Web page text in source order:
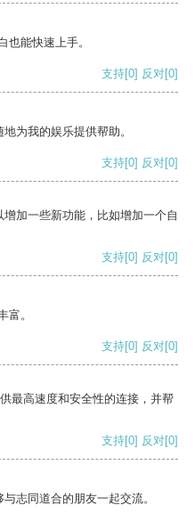
也能快速上手。
支持[0] 反对[0]
为我的娱乐提供帮助。
支持[0] 反对[0]
加一些新功能，比如增加一个自
支持[0] 反对[0]
富。
支持[0] 反对[0]
最高速度和安全性的连接，并帮
支持[0] 反对[0]
志同道合的朋友一起交流。